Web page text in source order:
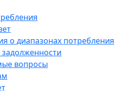
о диапазонах потребления
вопросы